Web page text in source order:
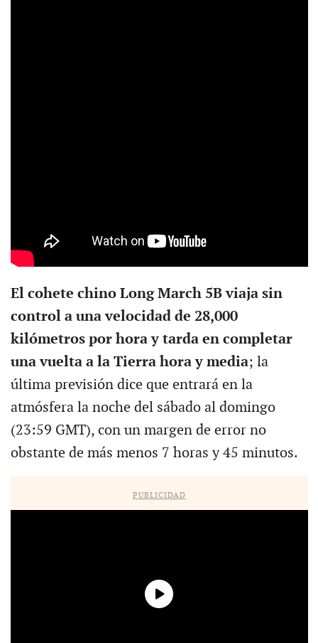
El cohete chino Long March 5B viaja sin
control a una velocidad de 28,000
kilómetros por hora y tarda en completar
una vuelta a la Tierra hora y media; la
última previsión dice que entrará en la
atmósfera la noche del sábado al domingo
(23:59 GMT), con un margen de error no
obstante de más menos 7 horas y 45 minutos.
PUBLICIDAD